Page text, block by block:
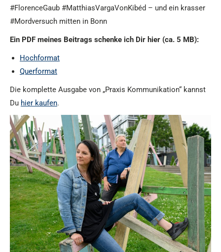
#FlorenceGaub #MatthiasVargaVonKibéd – und ein krasser
#Mordversuch mitten in Bonn
Ein PDF meines Beitrags schenke ich Dir hier (ca. 5 MB):
Hochformat
Querformat
Die komplette Ausgabe von „Praxis Kommunikation“ kannst
Du hier kaufen.